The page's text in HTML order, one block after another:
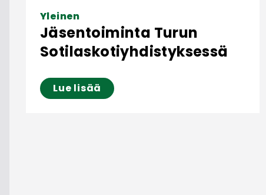
Yleinen
Jäsentoiminta Turun
Sotilaskotiyhdistyksessä
Lue lisää